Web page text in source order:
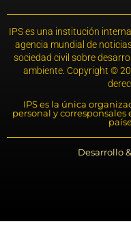
IPS es una institución
agencia mundial de
sociedad civil sobre
ambiente. Copyright ©
IPS es la única
personal y
Desarrollo